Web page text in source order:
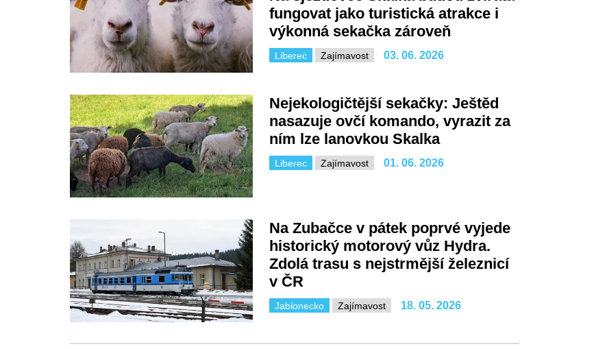
fungovat jako turistická atrakce i
výkonná sekačka zároveň
Liberec Zajímavost 03. 06. 2026
Nejekologičtější sekačky: Ještěd
nasazuje ovčí komando, vyrazit za
ním lze lanovkou Skalka
Liberec Zajímavost 01. 06. 2026
Na Zubačce v pátek poprvé vyjede
historický motorový vůz Hydra.
Zdolá trasu s nejstrmější železnicí
v ČR
Jablonecko Zajímavost 18. 05. 2026